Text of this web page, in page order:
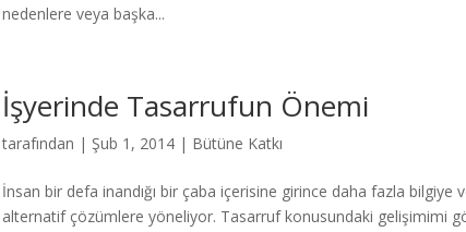
nedenlere veya başka...
İşyerinde Tasarrufun Önemi
tarafından | Şub 1, 2014| Bütüne Katkı
İnsan bir defa inandığı bir çaba içerisine girince daha fazla
alternatif çözümlere yöneliyor. Tasarruf konusundaki gelişimimi